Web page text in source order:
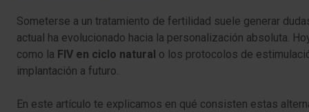
Someterse a un tratamiento de fertilidad suele generar
actual ha evolucionado hacia la personalización absoluta.
como la FIV en ciclo natural o los protocolos de
implantación a futuro.
En este artículo te explicamos en qué consisten estas